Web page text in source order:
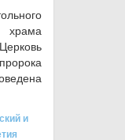
храма
и